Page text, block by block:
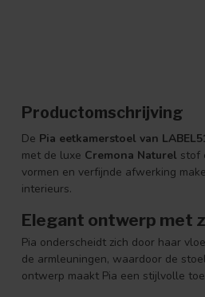
Productomschrijving
De Pia eetkamerstoel van
met de luxe Cremona Naturel stof
vormen en verfijnde afwerking
interieurs.
Elegant ontwerp met
Pia onderscheidt zich door haar
de armleuningen, waardoor de
ontwerp maakt Pia een stijlvolle